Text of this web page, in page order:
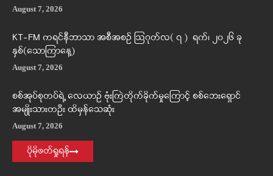
August 7, 2026
KT-FM ကရင်နီဘာသာ အစီအစဉ် ဩဂုတ်လ( ၇ ) ရက်၊ ၂၀၂၆ ခု
နှစ်(သောကြာနေ့)
August 7, 2026
စစ်အုပ်စုတပ်ရဲ့ လေယာဉ် ဗုံးကြဲတိုက်ခိုက်မှုကြောင့် စစ်ဘေးရှောင်
အမျိုးသားတဦး ထိမှန်သေဆုံး
August 7, 2026
ပိုမိုဖတ်ရှုရန်